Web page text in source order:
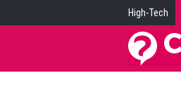
High-Tech